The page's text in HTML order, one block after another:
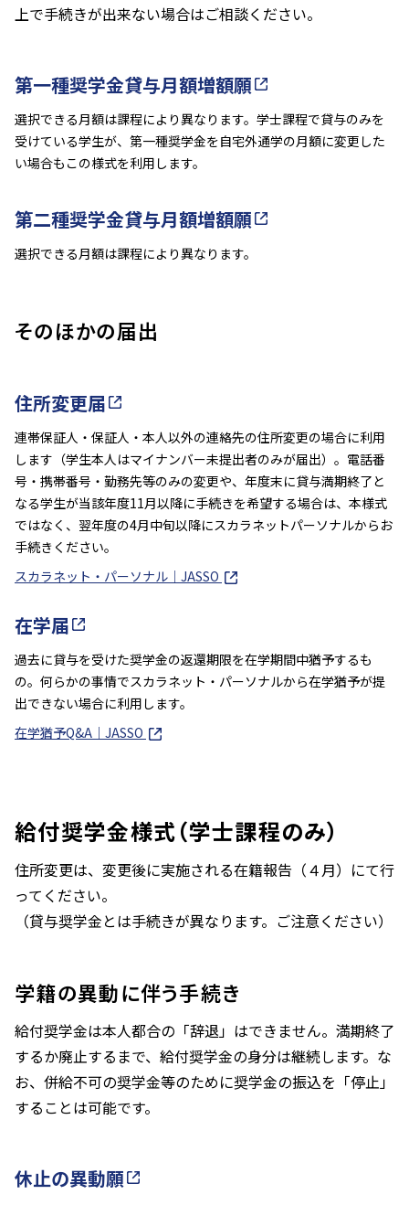
上で手続きが出来ない場合はご相談ください。
第一種奨学金貸与月額増額願
選択できる月額は課程により異なります。学士課程で貸与のみを
受けている学生が、第一種奨学金を自宅外通学の月額に変更した
い場合もこの様式を利用します。
第二種奨学金貸与月額増額願
選択できる月額は課程により異なります。
そのほかの届出
住所変更届
連帯保証人・保証人・本人以外の連絡先の住所変更の場合に利用
します（学生本人はマイナンバー未提出者のみが届出）。電話番
号・携帯番号・勤務先等のみの変更や、年度末に貸与満期終了と
なる学生が当該年度11月以降に手続きを希望する場合は、本様式
ではなく、翌年度の4月中旬以降にスカラネットパーソナルからお
手続きください。
スカラネット・パーソナル｜JASSO
在学届
過去に貸与を受けた奨学金の返還期限を在学期間中猶予するも
の。何らかの事情でスカラネット・パーソナルから在学猶予が提
出できない場合に利用します。
在学猶予Q&A｜JASSO
給付奨学金様式（学士課程のみ）
住所変更は、変更後に実施される在籍報告（４月）にて行
ってください。
（貸与奨学金とは手続きが異なります。ご注意ください）
学籍の異動に伴う手続き
給付奨学金は本人都合の「辞退」はできません。満期終了
するか廃止するまで、給付奨学金の身分は継続します。な
お、併給不可の奨学金等のために奨学金の振込を「停止」
することは可能です。
休止の異動願